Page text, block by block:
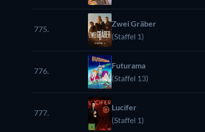
775.
Zwei Gräber
(Staffel 1)
776.
Futurama
(Staffel 13)
777.
Lucifer
(Staffel 1)